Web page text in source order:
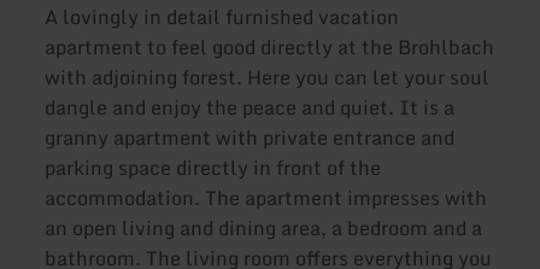
A lovingly in detail furnished vacation
apartment to feel good directly at the Brohlbach
with adjoining forest. Here you can let your soul
dangle and enjoy the peace and quiet. It is a
granny apartment with private entrance and
parking space directly in front of the
accommodation. The apartment impresses with
an open living and dining area, a bedroom and a
bathroom. The living room offers everything you